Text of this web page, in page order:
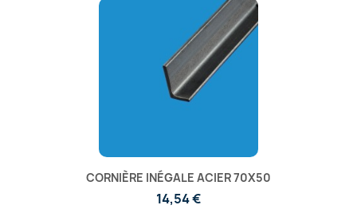
CORNIÈRE INÉGALE ACIER 70X50
14,54 €